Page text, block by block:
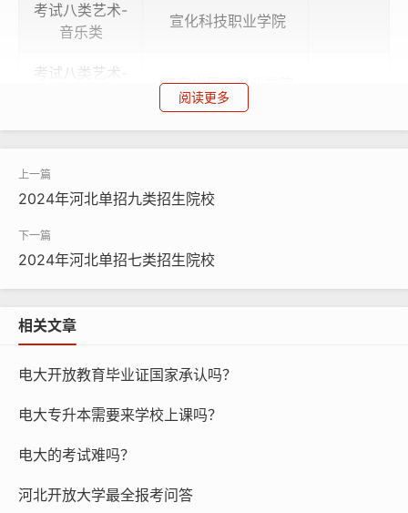
考试八类艺术-
音乐类
宣化科技职业学院
考试八类艺术-
石家庄理工职业学院
考试八类艺术-
考试八类艺术-
秦皇岛职业技术学院
考试八类艺术-
唐山幼儿师范高等专
考试八类艺术-
舞蹈及表演类
石家庄工商职业学院
舞蹈及表演类
考试八类艺术-
曹妃甸职业技术学院
阅读更多
2024年河北单招九类招生院校
2024年河北单招七类招生院校
相关文章
电大开放教育毕业证国家承认吗？
电大专升本需要来学校上课吗？
电大的考试难吗？
河北开放大学最全报考问答